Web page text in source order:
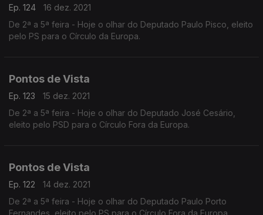
Ep. 124
16 dez. 2021
De 2ª a 5ª feira - Hoje o olhar do Deputado Paulo Pisco, eleito
pelo PS para o Círculo da Europa.
Pontos de Vista
Ep. 123
15 dez. 2021
De 2ª a 5ª feira - Hoje o olhar do Deputado José Cesário,
eleito pelo PSD para o Círculo Fora da Europa.
Pontos de Vista
Ep. 122
14 dez. 2021
De 2ª a 5ª feira - Hoje o olhar do Deputado Paulo Porto
Fernandes, eleito pelo PS para o Círculo Fora da Europa